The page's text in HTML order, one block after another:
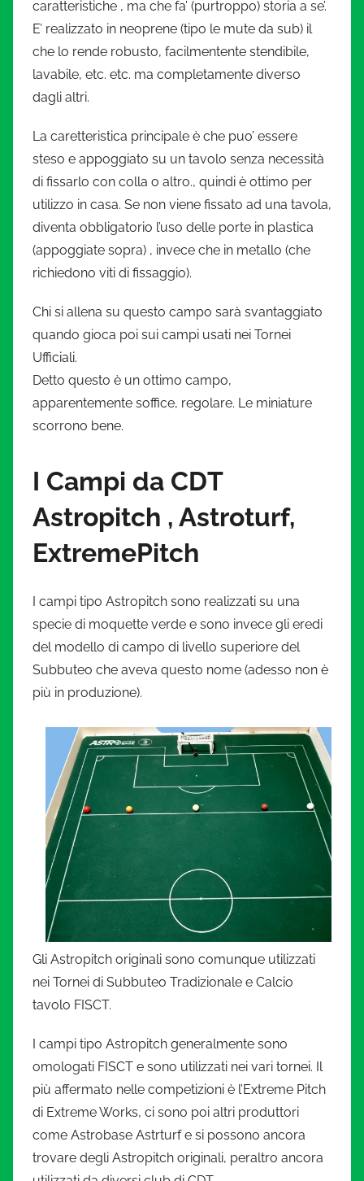
caratteristiche , ma che fa’ (purtroppo) storia a se’.
E’ realizzato in neoprene (tipo le mute da sub) il
che lo rende robusto, facilmentente stendibile,
lavabile, etc. etc. ma completamente diverso
dagli altri.
La caretteristica principale è che puo’ essere
steso e appoggiato su un tavolo senza necessità
di fissarlo con colla o altro., quindi è ottimo per
utilizzo in casa. Se non viene fissato ad una tavola,
diventa obbligatorio l’uso delle porte in plastica
(appoggiate sopra) , invece che in metallo (che
richiedono viti di fissaggio).
Chi si allena su questo campo sarà svantaggiato
quando gioca poi sui campi usati nei Tornei
Ufficiali.
Detto questo è un ottimo campo,
apparentemente soffice, regolare. Le miniature
scorrono bene.
I Campi da CDT
Astropitch , Astroturf,
ExtremePitch
I campi tipo Astropitch sono realizzati su una
specie di moquette verde e sono invece gli eredi
del modello di campo di livello superiore del
Subbuteo che aveva questo nome (adesso non è
più in produzione).
Gli Astropitch originali sono comunque utilizzati
nei Tornei di Subbuteo Tradizionale e Calcio
tavolo FISCT.
I campi tipo Astropitch generalmente sono
omologati FISCT e sono utilizzati nei vari tornei. Il
più affermato nelle competizioni è l’Extreme Pitch
di Extreme Works, ci sono poi altri produttori
come Astrobase Astrturf e si possono ancora
trovare degli Astropitch originali, peraltro ancora